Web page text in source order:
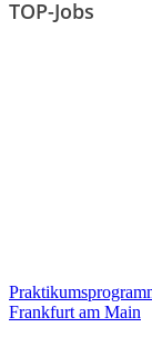
TOP-Jobs
Frankfurt am Main